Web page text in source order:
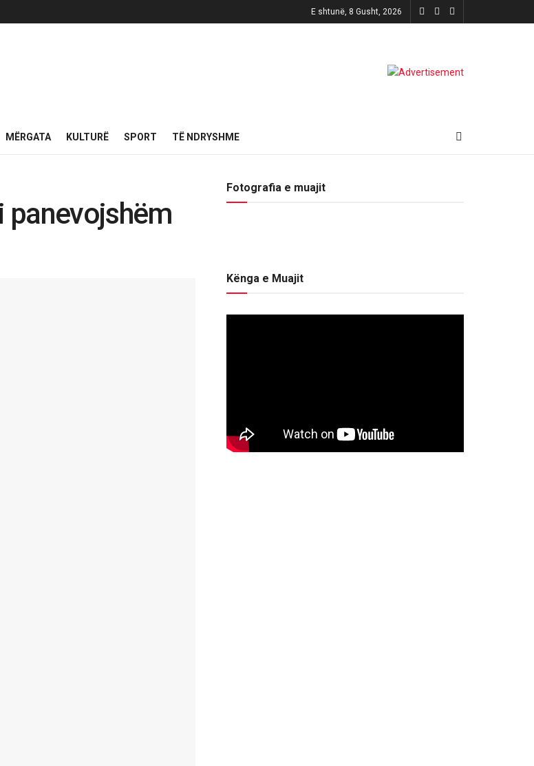
E shtunë, 8 Gusht, 2026
MËRGATA KULTURË SPORT TË NDRYSHME
panevojshëm
Fotografia e muajit
Kënga e Muajit